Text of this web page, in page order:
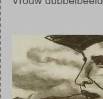
Afbeelding